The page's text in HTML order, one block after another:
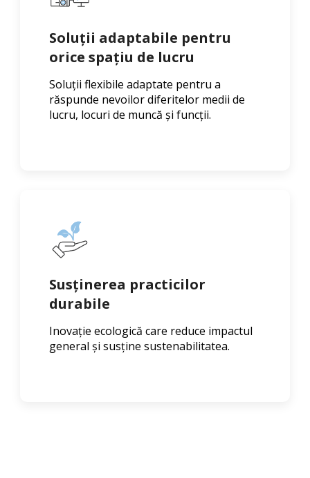
Soluții adaptabile pentru
orice spațiu de lucru
Soluții flexibile adaptate pentru a
răspunde nevoilor diferitelor medii de
lucru, locuri de muncă și funcții.
Susținerea practicilor
durabile
Inovație ecologică care reduce impactul
general și susține sustenabilitatea.